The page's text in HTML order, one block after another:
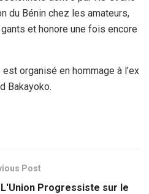
du Bénin chez les amateurs,
et honore une fois encore
organisé en hommage à l’ex
Bakayoko.
Post
Progressiste sur le